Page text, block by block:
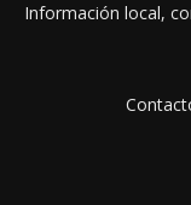
Información local,